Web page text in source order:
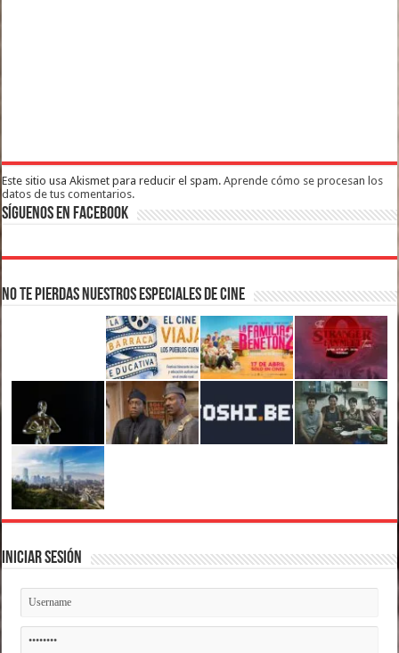
Este sitio usa Akismet para reducir el spam.Aprende cómo se procesan los
datos de tus comentarios.
Síguenos en Facebook
No te pierdas nuestros Especiales de Cine
Iniciar Sesión